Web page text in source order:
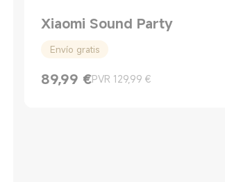
Xiaomi Sound Party
Envío gratis
89,99 €
Current Price €89.99
PVR 129,99 €
Precio de mercado 129,99 €